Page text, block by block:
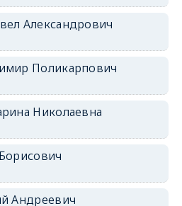
Александрович
Поликарпович
Николаевна
Андреевич